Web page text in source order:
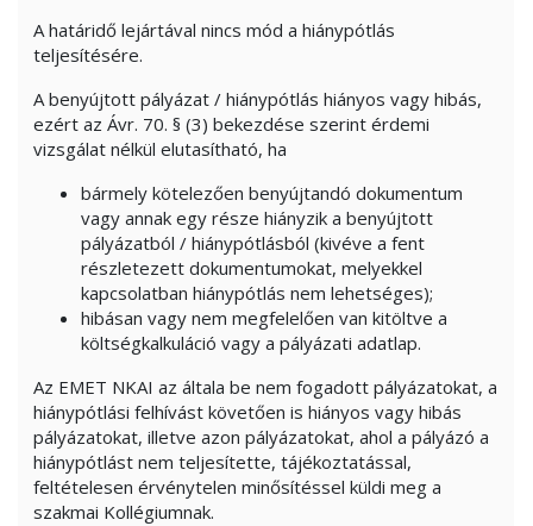
A határidő lejártával nincs mód a hiánypótlás
teljesítésére.
A benyújtott pályázat / hiánypótlás hiányos vagy hibás,
ezért az Ávr. 70. § (3) bekezdése szerint érdemi
vizsgálat nélkül elutasítható, ha
bármely kötelezően benyújtandó dokumentum
vagy annak egy része hiányzik a benyújtott
pályázatból / hiánypótlásból (kivéve a fent
részletezett dokumentumokat, melyekkel
kapcsolatban hiánypótlás nem lehetséges);
hibásan vagy nem megfelelően van kitöltve a
költségkalkuláció vagy a pályázati adatlap.
Az EMET NKAI az általa be nem fogadott pályázatokat, a
hiánypótlási felhívást követően is hiányos vagy hibás
pályázatokat, illetve azon pályázatokat, ahol a pályázó a
hiánypótlást nem teljesítette, tájékoztatással,
feltételesen érvénytelen minősítéssel küldi meg a
szakmai Kollégiumnak.